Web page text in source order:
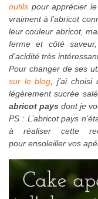
outils pour apprécier
vraiment à l’abricot
leur couleur abricot,
ferme et côté
d’acidité très
Pour changer de ses
sur le blog , j’ai
légèrement sucrée
abricot pays dont je
PS : L’abricot pays
à réaliser cette
pour ensoleiller vos